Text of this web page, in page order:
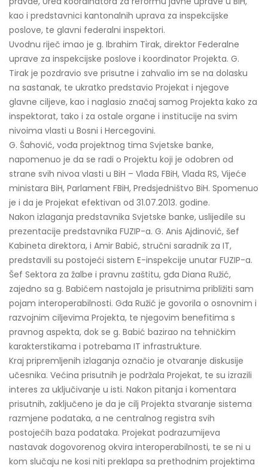
kao i predstavnici kantonalnih uprava za inspekcijske
poslove, te glavni federalni inspektori.
Uvodnu riječ imao je g. Ibrahim Tirak, direktor Federalne
uprave za inspekcijske poslove i koordinator Projekta. G.
Tirak je pozdravio sve prisutne i zahvalio im se na dolasku
na sastanak, te ukratko predstavio Projekat i njegove
glavne ciljeve, kao i naglasio značaj samog Projekta kako za
inspektorat, tako i za ostale organe i institucije na svim
nivoima vlasti u Bosni i Hercegovini.
G. Šahović, vođa projektnog tima Svjetske banke,
napomenuo je da se radi o Projektu koji je odobren od
strane svih nivoa vlasti u BiH – Vlada FBiH, Vlada RS, Vijeće
ministara BiH, Parlament FBiH, Predsjedništvo BiH. Spomenuo
je i da je Projekat efektivan od 31.07.2013. godine.
Nakon izlaganja predstavnika Svjetske banke, uslijedile su
prezentacije predstavnika FUZIP-a. G. Anis Ajdinović, šef
Kabineta direktora, i Amir Babić, stručni saradnik za IT,
predstavili su postojeći sistem E-inspekcije unutar FUZIP-a.
Šef Sektora za žalbe i pravnu zaštitu, gđa Diana Ružić,
zajedno sa g. Babićem nastojala je prisutnima približiti sam
pojam interoperabilnosti. Gđa Ružić je govorila o osnovnim i
razvojnim ciljevima Projekta, te njegovim benefitima s
pravnog aspekta, dok se g. Babić bazirao na tehničkim
karakterstikama i potrebama IT infrastrukture.
Kraj pripremljenih izlaganja označio je otvaranje diskusije
učesnika. Većina prisutnih je podržala Projekat, te su izrazili
interes za uključivanje u isti. Nakon pitanja i komentara
prisutnih, zaključeno je da je cilj Projekta stvaranje sistema
razmjene podataka, a ne centralnog registra svih
postojećih baza podataka. Projekat podrazumijeva
nastavak dogovorenog okvira interoperabilnosti, te se ni u
kom slučaju ne kosi niti preklapa sa prethodnim projektima